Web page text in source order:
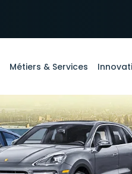
Métiers & Services